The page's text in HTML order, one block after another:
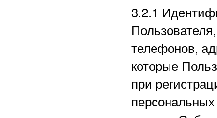
3.2.1
телефонов,
которые
при